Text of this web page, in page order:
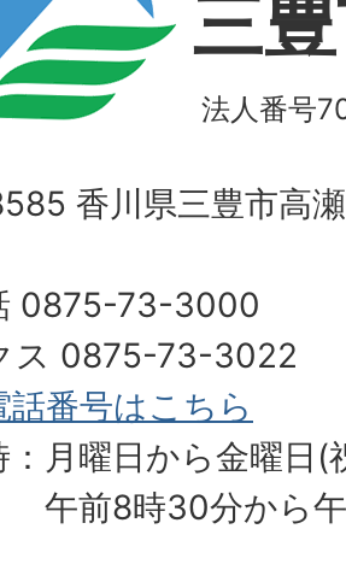
三
法人番号
香川県三豊市高
0875-73-3000
ス 0875-73-3022
話番号はこちら
：月曜日から金曜日(
午前8時30分から